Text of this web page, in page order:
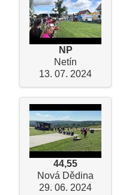
NP
Netín
13. 07. 2024
44,55
Nová Dědina
29. 06. 2024